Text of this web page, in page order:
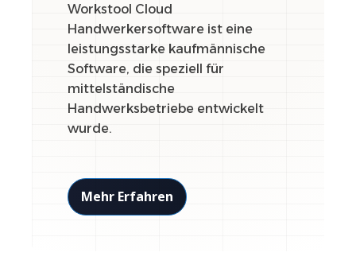
Workstool Cloud
Handwerkersoftware ist eine
leistungsstarke kaufmännische
Software, die speziell für
mittelständische
Handwerksbetriebe entwickelt
wurde.
Mehr Erfahren